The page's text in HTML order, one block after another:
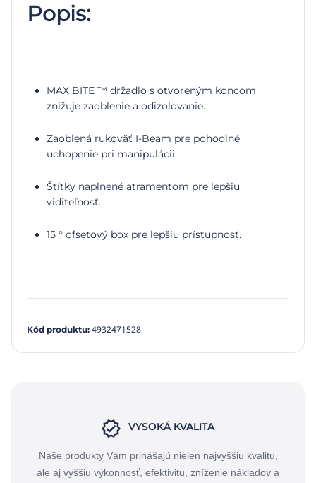
Popis:
MAX BITE ™ držadlo s otvoreným koncom
znižuje zaoblenie a odizolovanie.
Zaoblená rukoväť I-Beam pre pohodlné
uchopenie pri manipulácii.
Štítky naplnené atramentom pre lepšiu
viditeľnosť.
15 ° ofsetový box pre lepšiu prístupnosť.
Kód produktu: 4932471528
VYSOKÁ KVALITA
Naše produkty Vám prinášajú nielen najvyššiu kvalitu,
ale aj vyššiu výkonnosť, efektivitu, zníženie nákladov a